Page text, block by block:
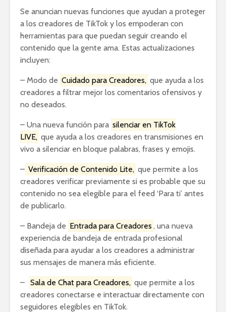
Se anuncian nuevas funciones que ayudan a proteger
a los creadores de TikTok y los empoderan con
herramientas para que puedan seguir creando el
contenido que la gente ama. Estas actualizaciones
incluyen:
– Modo de Cuidado para Creadores, que ayuda a los
creadores a filtrar mejor los comentarios ofensivos y
no deseados.
– Una nueva función para silenciar en TikTok
LIVE, que ayuda a los creadores en transmisiones en
vivo a silenciar en bloque palabras, frases y emojis.
– Verificación de Contenido Lite, que permite a los
creadores verificar previamente si es probable que su
contenido no sea elegible para el feed ‘Para ti’ antes
de publicarlo.
– Bandeja de Entrada para Creadores , una nueva
experiencia de bandeja de entrada profesional
diseñada para ayudar a los creadores a administrar
sus mensajes de manera más eficiente.
– Sala de Chat para Creadores, que permite a los
creadores conectarse e interactuar directamente con
seguidores elegibles en TikTok.